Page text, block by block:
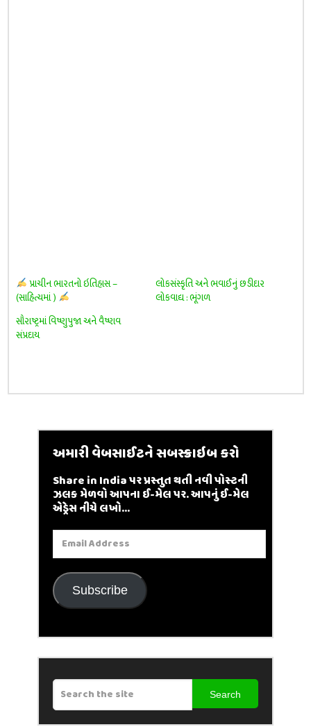
પ્રાચીન ભારતનો ઇતિહાસ –
(સાહિત્યમાં )
લોકસંસ્કૃતિ અને ભવાઈનું છડીદાર
લોકવાદ્ય : ભૂંગળ
સૌરાષ્ટ્રમાં વિષ્ણુપુજા અને વૈષ્ણવ
સંપ્રદાય
અમારી વેબસાઈટને સબસ્ક્રાઇબ કરો
Share in India પર પ્રસ્તુત થતી નવી પોસ્ટની
ઝલક મેળવો આપના ઈ-મેલ પર. આપનું ઈ-મેલ
એડ્રેસ નીચે લખો...
Email
Address
Subscribe
Search